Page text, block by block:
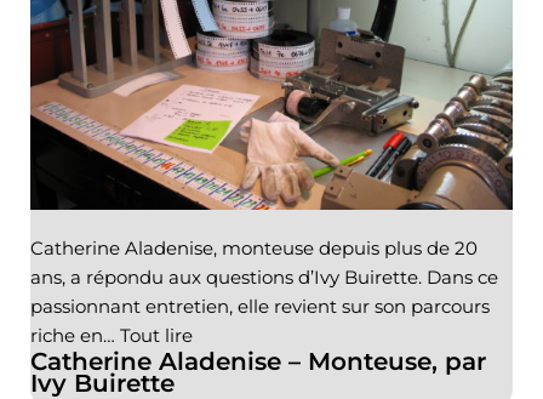
Catherine Aladenise – Monteuse, par
Ivy Buirette
Catherine Aladenise, monteuse depuis plus de 20
ans, a répondu aux questions d’Ivy Buirette. Dans ce
passionnant entretien, elle revient sur son parcours
riche en… Tout lire